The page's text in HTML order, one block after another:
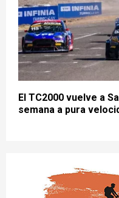
El TC2000 vuelve a
semana a pura